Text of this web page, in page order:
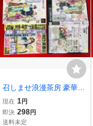
召しませ浪漫茶房 豪華ス
ペシャルBOX 最安販売！
１円スタート 商品説明必
読！
現在 1 円
即決 298円
送料未定